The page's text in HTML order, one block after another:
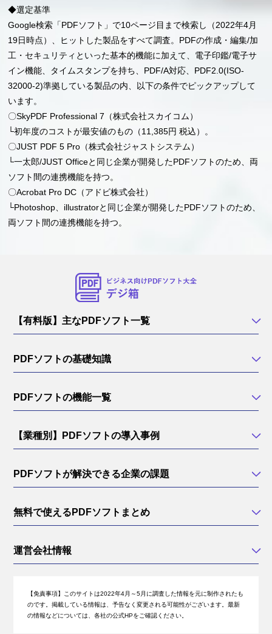
◆選定基準
Google検索「PDFソフト」で10ページ目まで検索し（2022年4月
19日時点）、ヒットした製品をすべて調査。PDFの作成・編集/加
工・セキュリティといった基本的機能に加えて、電子印鑑/電子サ
イン機能、タイムスタンプを持ち、PDF/A対応、PDF2.0(ISO-
32000-2)準拠している製品の内、以下の条件でピックアップして
います。
〇SkyPDF Professional 7（株式会社スカイコム）
└初年度のコストが最安値のもの（11,385円 税込）。
〇JUST PDF 5 Pro（株式会社ジャストシステム）
└一太郎/JUST Officeと同じ企業が開発したPDFソフトのため、両
ソフト間の連携機能を持つ。
〇Acrobat Pro DC（アドビ株式会社）
└Photoshop、illustratorと同じ企業が開発したPDFソフトのため、
両ソフト間の連携機能を持つ。
【有料版】主なPDFソフト一覧
PDFソフトの基礎知識
PDFソフトの機能一覧
【業種別】PDFソフトの導入事例
PDFソフトが解決できる企業の課題
無料で使えるPDFソフトまとめ
運営会社情報
【免責事項】
このサイトは2022年4月～5月に調査した情報を元に制作されたも
のです。掲載している情報は、予告なく変更される可能性がございます。最新
の情報などについては、各社の公式HPをご確認ください。